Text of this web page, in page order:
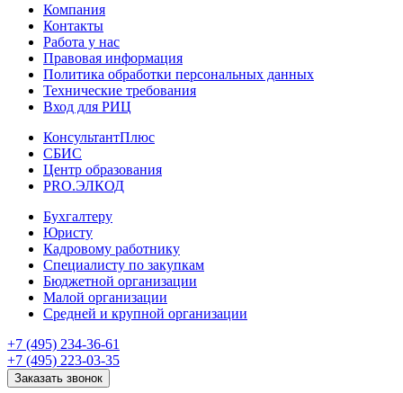
Компания
Контакты
Работа у нас
Правовая информация
Политика обработки персональных данных
Технические требования
Вход для РИЦ
КонсультантПлюс
СБИС
Центр образования
PRO.ЭЛКОД
Бухгалтеру
Юристу
Кадровому работнику
Специалисту по закупкам
Бюджетной организации
Малой организации
Средней и крупной организации
+7 (495) 234-36-61
+7 (495) 223-03-35
Заказать звонок